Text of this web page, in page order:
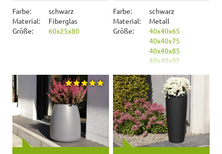
Farbe:
schwarz
Material:
Fiberglas
Größe:
60x25x80
Farbe:
schwarz
Material:
Metall
Größe:
40x40x65
40x40x75
40x40x85
40x40x95